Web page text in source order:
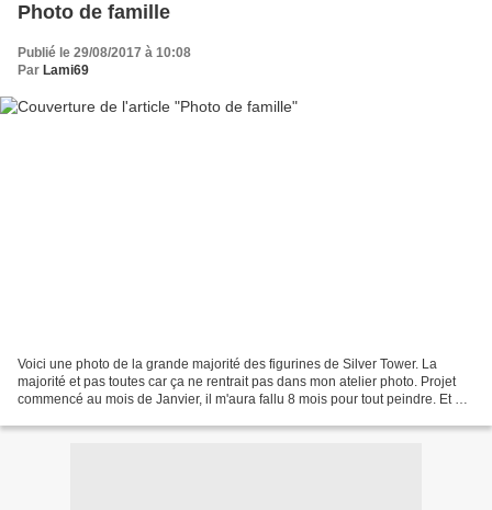
Photo de famille
Publié le 29/08/2017 à 10:08
Par Lami69
Voici une photo de la grande majorité des figurines de Silver Tower. La
majorité et pas toutes car ça ne rentrait pas dans mon atelier photo. Projet
commencé au mois de Janvier, il m'aura fallu 8 mois pour tout peindre. Et au